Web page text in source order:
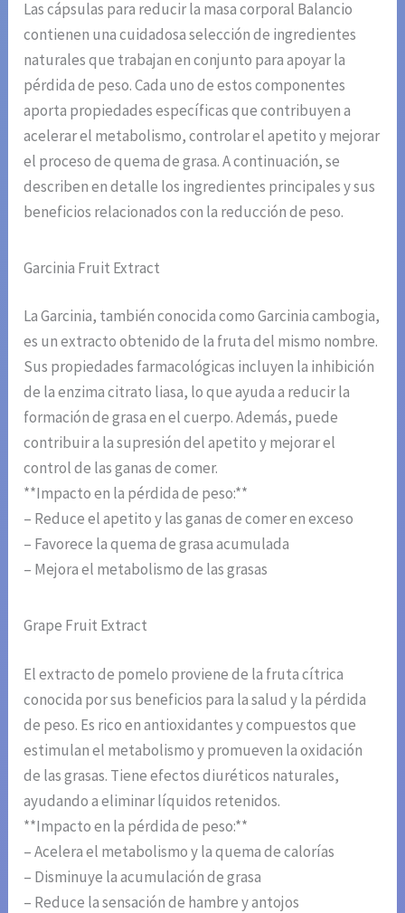
Las cápsulas para reducir la masa corporal Balancio
contienen una cuidadosa selección de ingredientes
naturales que trabajan en conjunto para apoyar la
pérdida de peso. Cada uno de estos componentes
aporta propiedades específicas que contribuyen a
acelerar el metabolismo, controlar el apetito y mejorar
el proceso de quema de grasa. A continuación, se
describen en detalle los ingredientes principales y sus
beneficios relacionados con la reducción de peso.
Garcinia Fruit Extract
La Garcinia, también conocida como Garcinia cambogia,
es un extracto obtenido de la fruta del mismo nombre.
Sus propiedades farmacológicas incluyen la inhibición
de la enzima citrato liasa, lo que ayuda a reducir la
formación de grasa en el cuerpo. Además, puede
contribuir a la supresión del apetito y mejorar el
control de las ganas de comer.
**Impacto en la pérdida de peso:**
– Reduce el apetito y las ganas de comer en exceso
– Favorece la quema de grasa acumulada
– Mejora el metabolismo de las grasas
Grape Fruit Extract
El extracto de pomelo proviene de la fruta cítrica
conocida por sus beneficios para la salud y la pérdida
de peso. Es rico en antioxidantes y compuestos que
estimulan el metabolismo y promueven la oxidación
de las grasas. Tiene efectos diuréticos naturales,
ayudando a eliminar líquidos retenidos.
**Impacto en la pérdida de peso:**
– Acelera el metabolismo y la quema de calorías
– Disminuye la acumulación de grasa
– Reduce la sensación de hambre y antojos